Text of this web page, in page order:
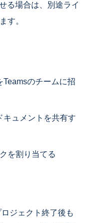
る場合は、別途ライ
す。
のチームに招
キュメントを共有す
を割り当てる
ロジェクト終了後も